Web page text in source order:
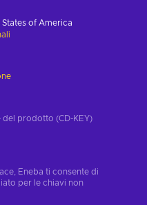
States of America
prodotto (CD-KEY)
Eneba ti consente di
per le chiavi non